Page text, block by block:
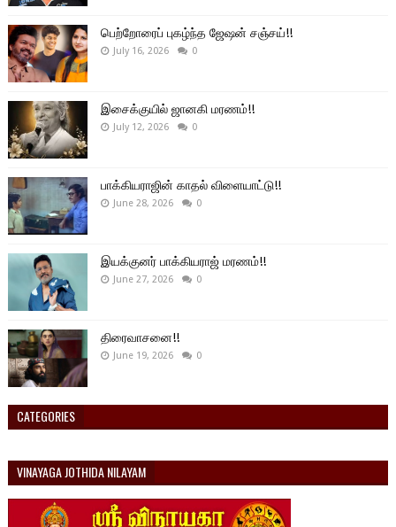
பெற்றோரைப் புகழ்ந்த ஜேஷன் சஞ்சய்!!
July 16, 2026 0
இசைக்குயில் ஜானகி மரணம்!!
July 12, 2026 0
பாக்கியராஜின் காதல் விளையாட்டு!!
June 28, 2026 0
இயக்குனர் பாக்கியராஜ் மரணம்!!
June 27, 2026 0
திரைவாசனை!!
June 19, 2026 0
CATEGORIES
VINAYAGA JOTHIDA NILAYAM